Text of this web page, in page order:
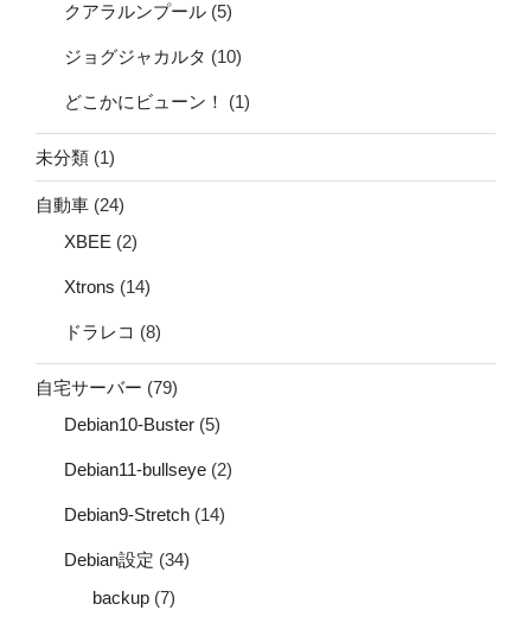
クアラルンプール (5)
ジョグジャカルタ (10)
どこかにビューン！ (1)
未分類 (1)
自動車 (24)
XBEE (2)
Xtrons (14)
ドラレコ (8)
自宅サーバー (79)
Debian10-Buster (5)
Debian11-bullseye (2)
Debian9-Stretch (14)
Debian設定 (34)
backup (7)